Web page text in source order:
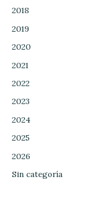
2018
2019
2020
2021
2022
2023
2024
2025
2026
Sin categoría